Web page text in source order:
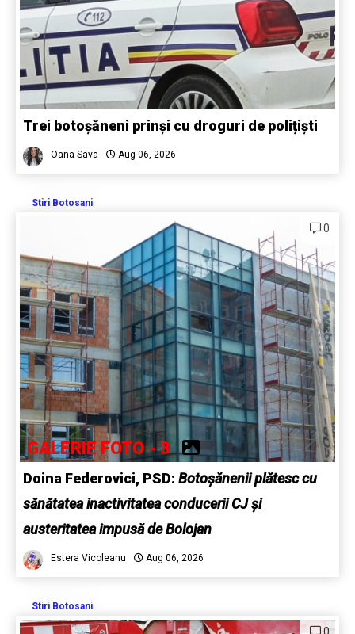
Trei botoșăneni prinși cu droguri de polițiști
Oana Sava Aug 06, 2026
Stiri Botosani
0
GALERIE FOTO - 3
Doina Federovici, PSD: Botoșănenii plătesc cu
sănătatea inactivitatea conducerii CJ și
austeritatea impusă de Bolojan
Estera Vicoleanu Aug 06, 2026
Stiri Botosani